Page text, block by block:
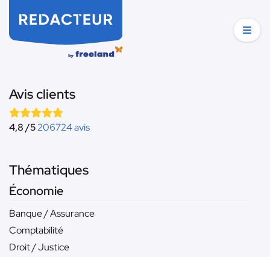
Avis clients
4,8 /5206724 avis
Thématiques
Économie
Banque / Assurance
Comptabilité
Droit / Justice